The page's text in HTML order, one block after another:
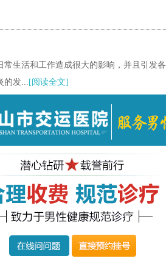
生活和工作造成很大的影响，并且引发各
的发... [阅读全文]
中，很多男性在生活中出现了尿道口流脓
醒，当男...[阅读全文]
来说，常见的就是尿路的三大症状，即尿